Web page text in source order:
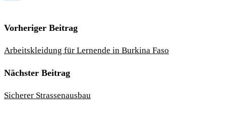
Vorheriger Beitrag
Arbeitskleidung für Lernende in Burkina Faso
Nächster Beitrag
Sicherer Strassenausbau